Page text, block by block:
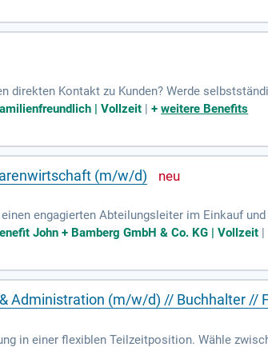
Zielgerichtet akquirieren Sie
Bewerben Sie sich jetzt!
Kontakt zu Kunden? Werde
In dieser Branche hast du die Chance auf
die dir helfen, dein volles
erfolgreichen
| Vollzeit |+weitere Benefits
(m/w/d)
engagierten Abteilungsleiter im Einkauf
Beschaffung und die Sicherstellung einer
verantwortlich. Enge Kooperation mit
an Verantwortungsbewusstsein und die
John + Bamberg GmbH & Co. KG | Vollzeit |
Administration (m/w/d) // Buchhalter //
in einer flexiblen Teilzeitposition. Wähle